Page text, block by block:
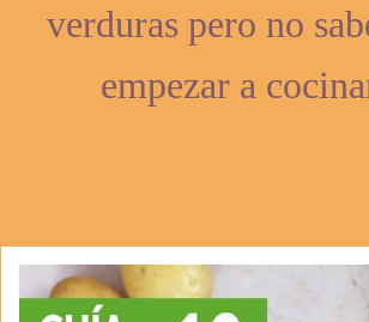
verduras pero no
empezar a